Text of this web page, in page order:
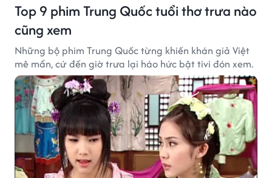
Top 9 phim Trung Quốc tuổi thơ trưa nào
cũng xem
Những bộ phim Trung Quốc từng khiến khán giả Việt
mê mẩn, cứ đến giờ trưa lại háo hức bật tivi đón xem.